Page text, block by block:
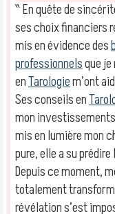
‶ En quête de
ses choix financiers
mis en évidence des
professionnelsque
enTarologiem’ont
Ses conseils en
mon
mis en lumière mon
pure, elle a su
Depuis ce moment,
totalement
révélation s’est